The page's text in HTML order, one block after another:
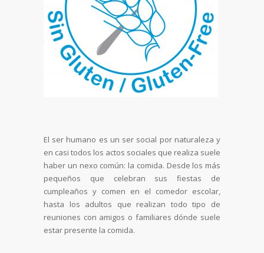
El ser humano es un ser social por naturaleza y
en casi todos los actos sociales que realiza suele
haber un nexo común: la comida. Desde los más
pequeños que celebran sus fiestas de
cumpleaños y comen en el comedor escolar,
hasta los adultos que realizan todo tipo de
reuniones con amigos o familiares dónde suele
estar presente la comida.